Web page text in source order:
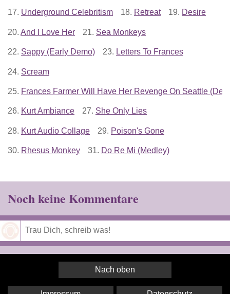
17. Underground Celebritism 18. Retreat 19. Desire
20. And I Love Her 21. Sea Monkeys
22. Sappy (Early Demo) 23. Letters To Frances
24. Scream
25. Frances Farmer Will Have Her Revenge On Seattle
26. Kurt Ambiance 27. She Only Lies
28. Kurt Audio Collage 29. Poison's Gone
30. Rhesus Monkey 31. Do Re Mi (Medley)
Noch keine Kommentare
Nach oben